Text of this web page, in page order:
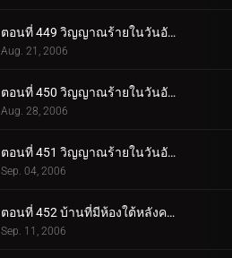
ตอนที่ 449 วิญญาณร้ายในวันอับโชค (ภาคคดี)
Aug. 21, 2006
ตอนที่ 450 วิญญาณร้ายในวันอับโชค (ภาคสงสัย)
Aug. 28, 2006
ตอนที่ 451 วิญญาณร้ายในวันอับโชค (ภาคไขปริศนา)
Sep. 04, 2006
ตอนที่ 452 บ้านที่มีห้องใต้หลังคาแห่งเมืองเบกะ
Sep. 11, 2006